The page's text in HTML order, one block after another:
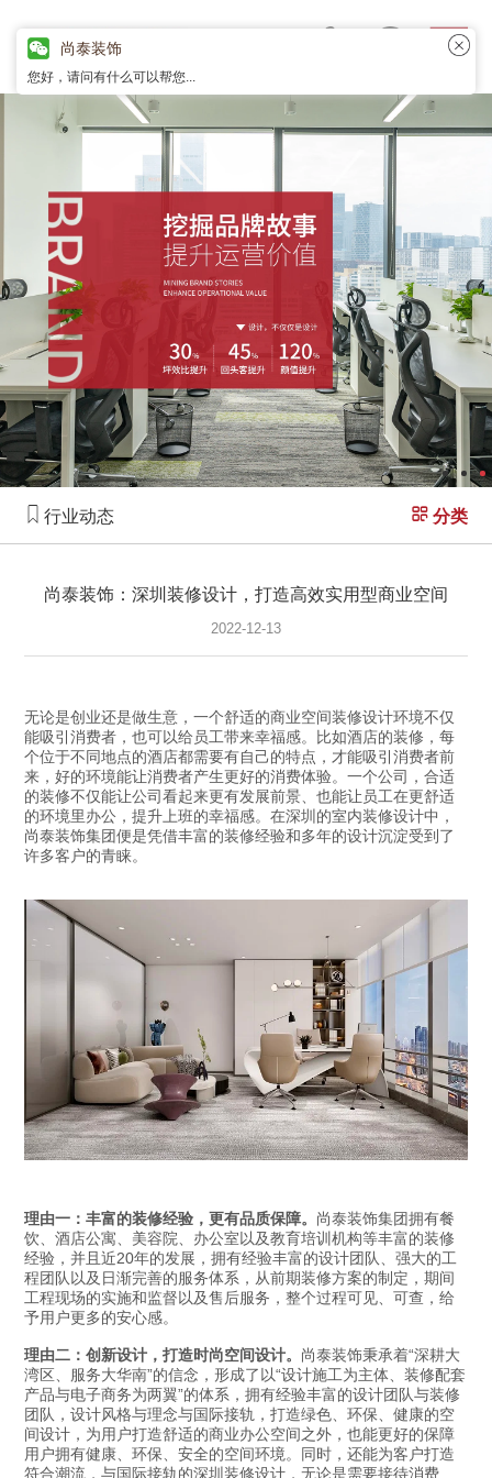
行业动态 分类
尚泰装饰：深圳装修设计，打造高效实用型商业空间
2022-12-13
无论是创业还是做生意，一个舒适的商业空间装修设计环境不仅
能吸引消费者，也可以给员工带来幸福感。比如酒店的装修，每
个位于不同地点的酒店都需要有自己的特点，才能吸引消费者前
来，好的环境能让消费者产生更好的消费体验。一个公司，合适
的装修不仅能让公司看起来更有发展前景、也能让员工在更舒适
的环境里办公，提升上班的幸福感。在深圳的室内装修设计中，
尚泰装饰集团便是凭借丰富的装修经验和多年的设计沉淀受到了
许多客户的青睐。
理由一：丰富的装修经验，更有品质保障。 尚泰装饰集团拥有餐
饮、酒店公寓、美容院、办公室以及教育培训机构等丰富的装修
经验，并且近20年的发展，拥有经验丰富的设计团队、强大的工
程团队以及日渐完善的服务体系，从前期装修方案的制定，期间
工程现场的实施和监督以及售后服务，整个过程可见、可查，给
予用户更多的安心感。
理由二：创新设计，打造时尚空间设计。 尚泰装饰秉承着“深耕大
湾区、服务大华南”的信念，形成了以“设计施工为主体、装修配套
产品与电子商务为两翼”的体系，拥有经验丰富的设计团队与装修
团队，设计风格与理念与国际接轨，打造绿色、环保、健康的空
间设计，为用户打造舒适的商业办公空间之外，也能更好的保障
用户拥有健康、环保、安全的空间环境。同时，还能为客户打造
符合潮流，与国际接轨的深圳装修设计，无论是需要接待消费
尚泰装饰
您好，请问有什么可以帮您...